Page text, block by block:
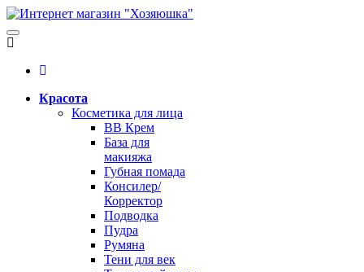
Красота
Косметика для лица
BB Крем
База для
макияжа
Губная помада
Консилер/
Корректор
Подводка
Пудра
Румяна
Тени для век